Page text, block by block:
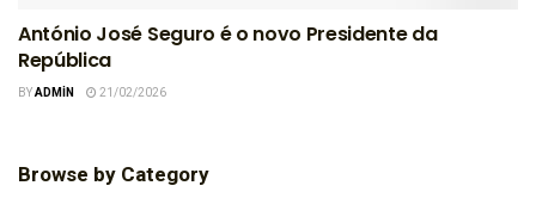
António José Seguro é o novo Presidente da
República
BYADMIN 21/02/2026
Browse by Category